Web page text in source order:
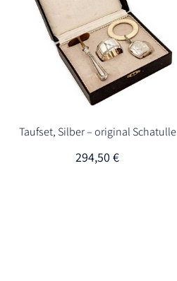
Taufset, Silber – original Schatulle
294,50€